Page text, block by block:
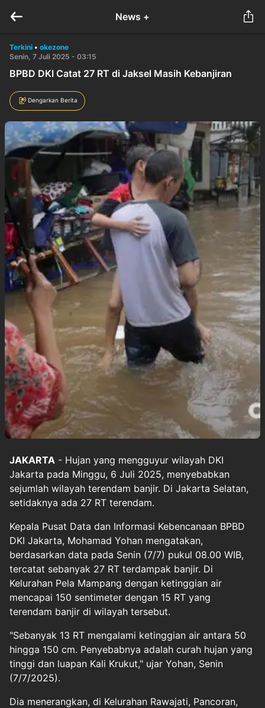
News +
Terkini • okezone
Senin, 7 Juli 2025 - 03:15
BPBD DKI Catat 27 RT di Jaksel Masih Kebanjiran
Dengarkan Berita
JAKARTA - Hujan yang mengguyur wilayah DKI
Jakarta pada Minggu, 6 Juli 2025, menyebabkan
sejumlah wilayah terendam banjir. Di Jakarta Selatan,
setidaknya ada 27 RT terendam.
Kepala Pusat Data dan Informasi Kebencanaan BPBD
DKI Jakarta, Mohamad Yohan mengatakan,
berdasarkan data pada Senin (7/7) pukul 08.00 WIB,
tercatat sebanyak 27 RT terdampak banjir. Di
Kelurahan Pela Mampang dengan ketinggian air
mencapai 150 sentimeter dengan 15 RT yang
terendam banjir di wilayah tersebut.
"Sebanyak 13 RT mengalami ketinggian air antara 50
hingga 150 cm. Penyebabnya adalah curah hujan yang
tinggi dan luapan Kali Krukut," ujar Yohan, Senin
(7/7/2025).
Dia menerangkan, di Kelurahan Rawajati, Pancoran,